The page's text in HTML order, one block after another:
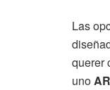
Las
querer
uno